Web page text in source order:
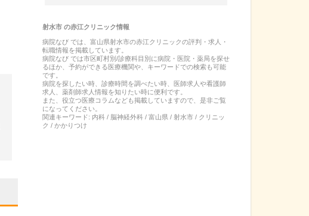
射水市の赤江クリニック情報
病院なび では、 富山県射水市の赤江クリニックの評判・求人・
転職情報を掲載しています。
病院なび では市区町村別/診療科目別に病院・医院・薬局を探せ
るほか、予約ができる医療機関や、キーワードでの検索も可能
です。
病院を探したい時、診療時間を調べたい時、医師求人や看護師
求人、薬剤師求人情報を知りたい時に便利です。
また、役立つ医療コラムなども掲載していますので、是非ご覧
になってください。
関連キーワード: 内科 / 脳神経外科 / 富山県 / 射水市 / クリニッ
ク / かかりつけ